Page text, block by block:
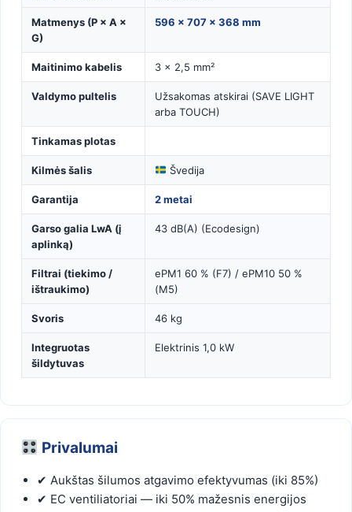
Matmenys (P × A ×
G)
596 × 707 × 368 mm
Maitinimo kabelis 3 × 2,5 mm²
Valdymo pultelis
Užsakomas atskirai (SAVE LIGHT
arba TOUCH)
Tinkamas plotas
Kilmės šalis Švedija
Garantija 2 metai
Garso galia LwA (į
aplinką)
43 dB(A) (Ecodesign)
Filtrai (tiekimo /
ištraukimo)
ePM1 60 % (F7) / ePM10 50 %
(M5)
Svoris 46 kg
Integruotas
šildytuvas
Elektrinis 1,0 kW
Privalumai
✔ Aukštas šilumos atgavimo efektyvumas (iki 85%)
✔ EC ventiliatoriai — iki 50% mažesnis energijos